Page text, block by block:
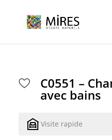
C0551 –
avec bains
Visite rapide